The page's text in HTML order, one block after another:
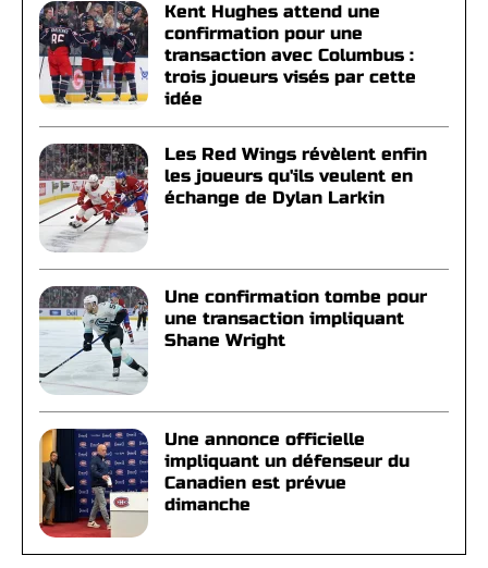
Kent Hughes attend une
confirmation pour une
transaction avec Columbus :
trois joueurs visés par cette
idée
Les Red Wings révèlent enfin
les joueurs qu'ils veulent en
échange de Dylan Larkin
Une confirmation tombe pour
une transaction impliquant
Shane Wright
Une annonce officielle
impliquant un défenseur du
Canadien est prévue
dimanche